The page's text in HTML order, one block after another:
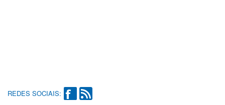
REDES SOCIAIS: